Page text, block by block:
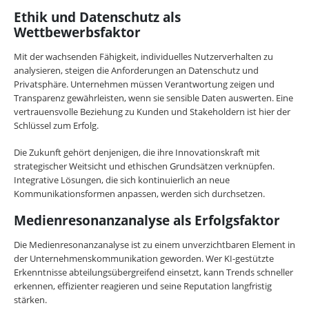
Ethik und Datenschutz als
Wettbewerbsfaktor
Mit der wachsenden Fähigkeit, individuelles Nutzerverhalten zu
analysieren, steigen die Anforderungen an Datenschutz und
Privatsphäre. Unternehmen müssen Verantwortung zeigen und
Transparenz gewährleisten, wenn sie sensible Daten auswerten. Eine
vertrauensvolle Beziehung zu Kunden und Stakeholdern ist hier der
Schlüssel zum Erfolg.
Die Zukunft gehört denjenigen, die ihre Innovationskraft mit
strategischer Weitsicht und ethischen Grundsätzen verknüpfen.
Integrative Lösungen, die sich kontinuierlich an neue
Kommunikationsformen anpassen, werden sich durchsetzen.
Medienresonanzanalyse als Erfolgsfaktor
Die Medienresonanzanalyse ist zu einem unverzichtbaren Element in
der Unternehmenskommunikation geworden. Wer KI-gestützte
Erkenntnisse abteilungsübergreifend einsetzt, kann Trends schneller
erkennen, effizienter reagieren und seine Reputation langfristig
stärken.